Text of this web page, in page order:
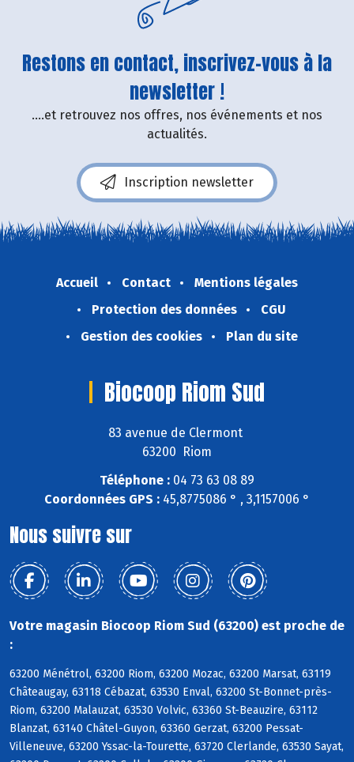
Restons en contact, inscrivez-vous à la
newsletter !
....et retrouvez nos offres, nos événements et nos
actualités.
Inscription newsletter
Accueil Contact
Mentions légales
Protection des données
CGU
Gestion des cookies
Plan du site
Biocoop Riom Sud
83 avenue de Clermont
63200 Riom
Téléphone : 04 73 63 08 89
Coordonnées GPS : 45,8775086 ° , 3,1157006 °
Nous suivre sur
Votre magasin Biocoop Riom Sud (63200) est proche de
:
63200 Ménétrol, 63200 Riom, 63200 Mozac, 63200 Marsat, 63119
Châteaugay, 63118 Cébazat, 63530 Enval, 63200 St-Bonnet-près-
Riom, 63200 Malauzat, 63530 Volvic, 63360 St-Beauzire, 63112
Blanzat, 63140 Châtel-Guyon, 63360 Gerzat, 63200 Pessat-
Villeneuve, 63200 Yssac-la-Tourette, 63720 Clerlande, 63530 Sayat,